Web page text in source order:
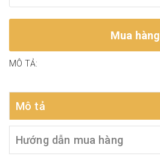
Mua hàng
MÔ TẢ:
Mô tả
Hướng dẫn mua hàng